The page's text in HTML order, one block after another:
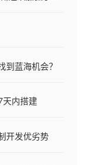
到蓝海机会？
天内搭建
开发优劣势